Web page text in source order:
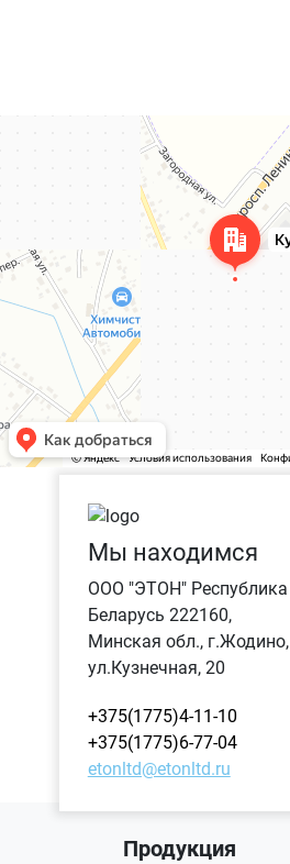
Кузнечная улица, 20 — Яндекс Карты
Мы находимся
ООО "ЭТОН" Республика
Беларусь 222160,
Минская обл., г.Жодино,
ул.Кузнечная, 20
+375(1775)4-11-10
+375(1775)6-77-04
etonltd@etonltd.ru
Продукция